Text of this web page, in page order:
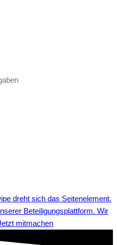
Beteiligungsplattform. Wir
mitmachen